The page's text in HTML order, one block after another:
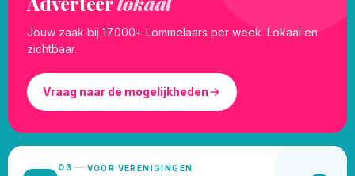
Jouw zaak bij 17.000+ Lommelaars per week. Lokaal en
zichtbaar.
Vraag naar de mogelijkheden
03 VOOR VERENIGINGEN